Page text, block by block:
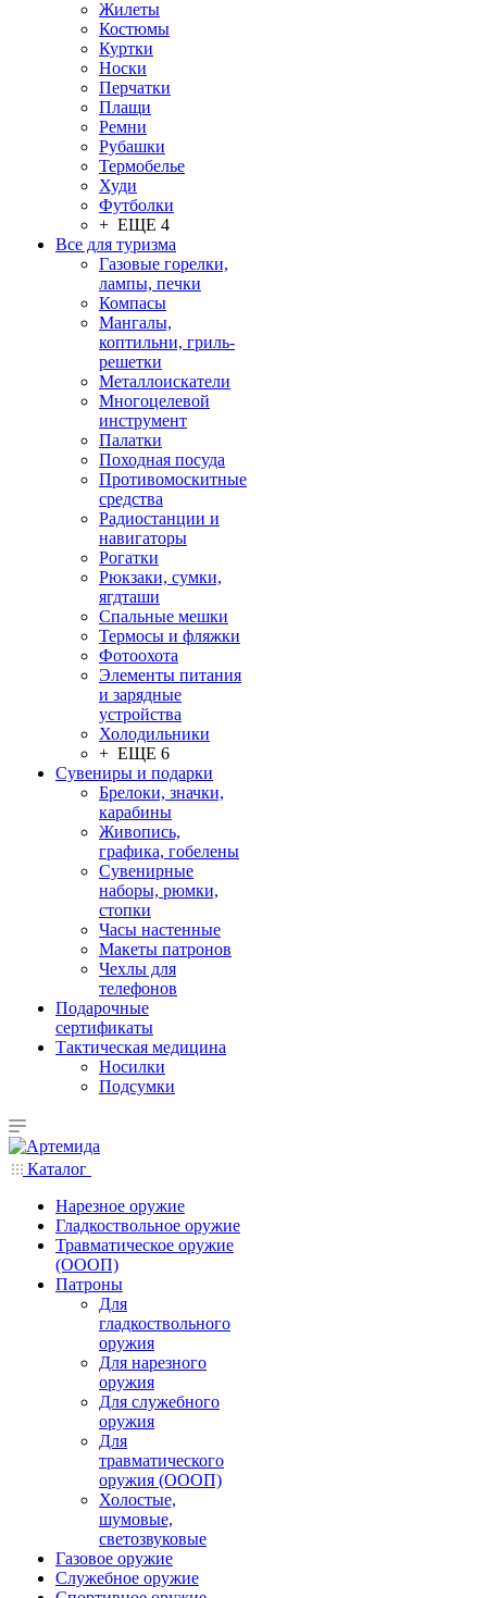
Жилеты
Костюмы
Куртки
Носки
Перчатки
Плащи
Ремни
Рубашки
Термобелье
Худи
Футболки
+ ЕЩЕ 4
Все для туризма
Газовые горелки,
лампы, печки
Компасы
Мангалы,
коптильни, гриль-
решетки
Металлоискатели
Многоцелевой
инструмент
Палатки
Походная посуда
Противомоскитные
средства
Радиостанции и
навигаторы
Рогатки
Рюкзаки, сумки,
ягдташи
Спальные мешки
Термосы и фляжки
Фотоохота
Элементы питания
и зарядные
устройства
Холодильники
+ ЕЩЕ 6
Сувениры и подарки
Брелоки, значки,
карабины
Живопись,
графика, гобелены
Сувенирные
наборы, рюмки,
стопки
Часы настенные
Макеты патронов
Чехлы для
телефонов
Подарочные
сертификаты
Тактическая медицина
Носилки
Подсумки
Каталог
Нарезное оружие
Гладкоствольное оружие
Травматическое оружие
(ОООП)
Патроны
Для
гладкоствольного
оружия
Для нарезного
оружия
Для служебного
оружия
Для
травматического
оружия (ОООП)
Холостые,
шумовые,
светозвуковые
Газовое оружие
Служебное оружие